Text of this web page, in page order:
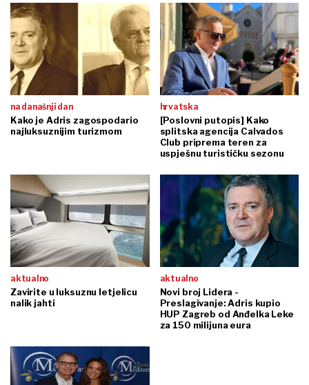
na današnji dan
Kako je Adris zagospodario
najluksuznijim turizmom
hrvatska
[Poslovni putopis] Kako
splitska agencija Calvados
Club priprema teren za
uspješnu turističku sezonu
aktualno
Zavirite u luksuznu letjelicu
nalik jahti
aktualno
Novi broj Lidera -
Preslagivanje: Adris kupio
HUP Zagreb od Anđelka Leke
za 150 milijuna eura